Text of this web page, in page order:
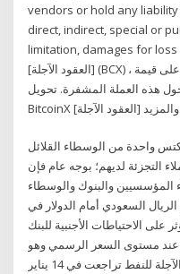
vendors or hold any
direct, indirect, special or
limitation, damages for
[العقود الآجلة] (BCX) ، اقتباس. اطلع على قيمة BitcoinX [العقود الآجلة]
هذه العملة المشفرة. تحويل
واحدة من الوسطاء القلائل
التجزئة لديهم؛ بوجه عام فإن
المؤسسيين والبنوك والوسطاء
السعودي أمام الدولار في
على الاحتياطات الأجنبية للبنك
عند مستوى السعر الرسمي وهو
3.75 تشير أحدث التقارير إلى أن العقود الآجلة للنفط تراجعت في 14 يناير